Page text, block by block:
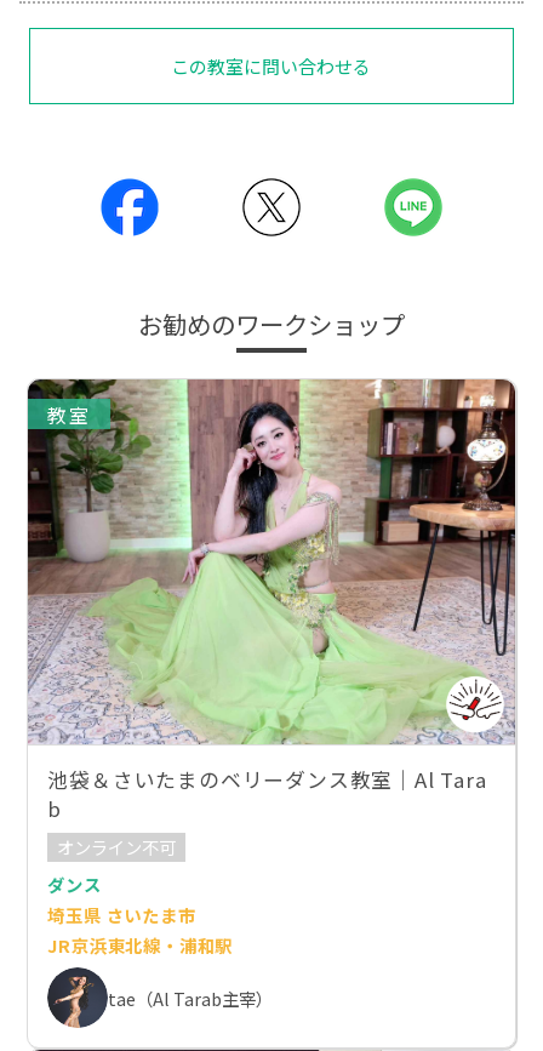
この教室に問い合わせる
お勧めのワークショップ
教室
池袋＆さいたまのベリーダンス教室｜Al Tara
b
オンライン不可
ダンス
埼玉県 さいたま市
JR京浜東北線・浦和駅
tae（Al Tarab主宰）